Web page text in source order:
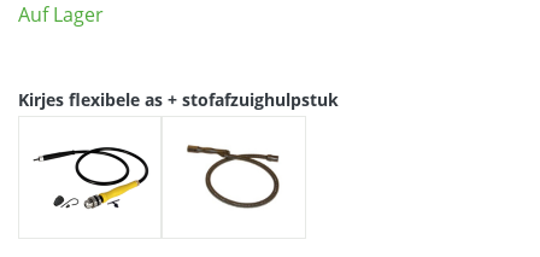
Auf Lager
Kirjes flexibele as + stofafzuighulpstuk